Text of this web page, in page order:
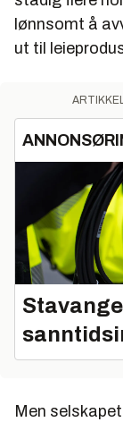
lønnsomt å
ut til
Men